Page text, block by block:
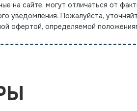
на сайте, могут отличаться от
уведомления. Пожалуйста,
офертой, определяемой